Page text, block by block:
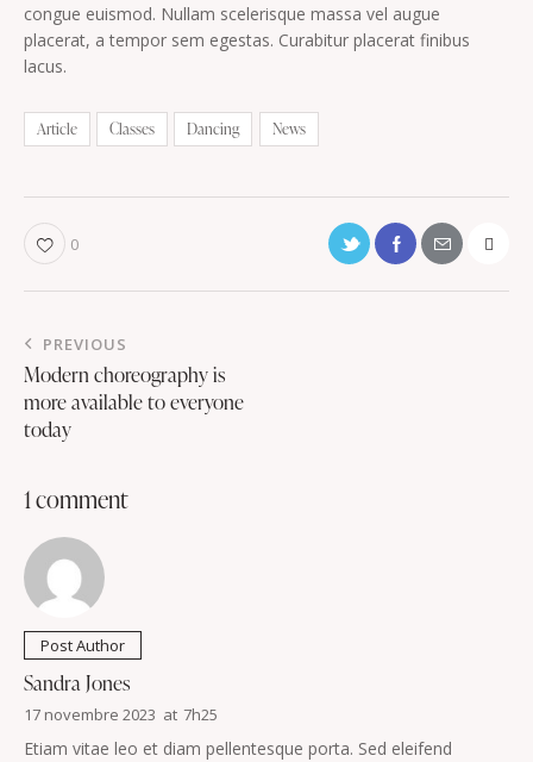
congue euismod. Nullam scelerisque massa vel augue
placerat, a tempor sem egestas. Curabitur placerat finibus
lacus.
Article Classes Dancing News
0
PREVIOUS
Modern choreography is
more available to everyone
today
1 comment
Post Author
Sandra Jones
17 novembre 2023 at 7h25
Etiam vitae leo et diam pellentesque porta. Sed eleifend